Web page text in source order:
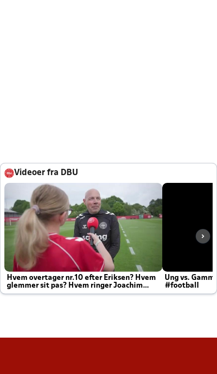
Videoer fra DBU
Hvem overtager nr.10 efter Eriksen? Hvem
glemmer sit pas? Hvem ringer Joachim
altid til efter kampe?
Ung vs.
#football